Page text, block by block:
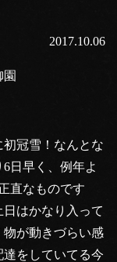
2017.10.06
冠雪！なんとな
日早く、例年よ
直なものです
はかなり入って
が動きづらい感
をしていてる今